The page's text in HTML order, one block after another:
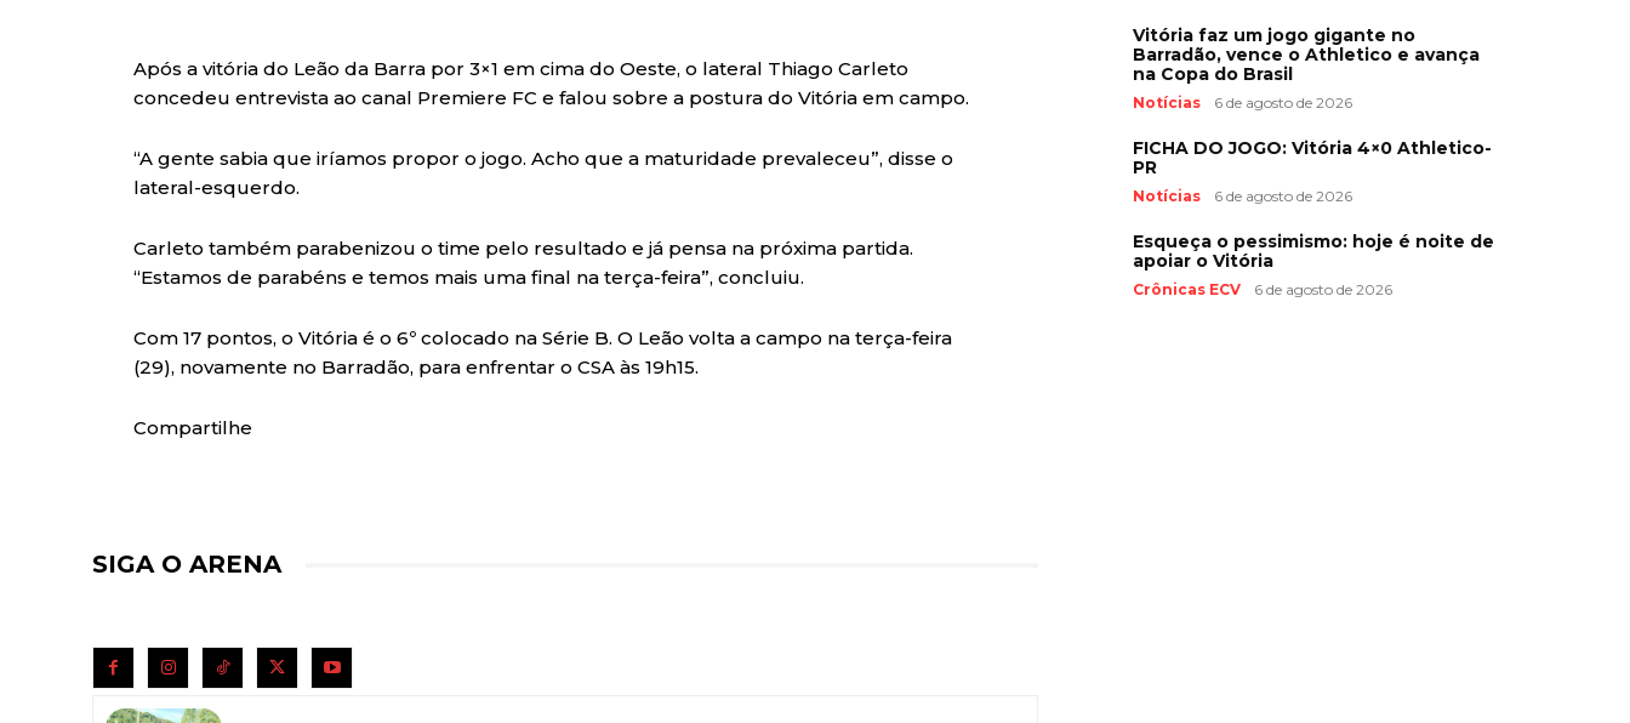
Após a vitória do Leão da Barra por 3×1 em cima do Oeste, o lateral Thiago Carleto
concedeu entrevista ao canal Premiere FC e falou sobre a postura do Vitória em campo.
“A gente sabia que iríamos propor o jogo. Acho que a maturidade prevaleceu”, disse o
lateral-esquerdo.
Carleto também parabenizou o time pelo resultado e já pensa na próxima partida.
“Estamos de parabéns e temos mais uma final na terça-feira”, concluiu.
Com 17 pontos, o Vitória é o 6º colocado na Série B. O Leão volta a campo na terça-feira
(29), novamente no Barradão, para enfrentar o CSA às 19h15.
Compartilhe
SIGA O ARENA
Vitória faz um jogo gigante no
Barradão, vence o Athletico e avança
na Copa do Brasil
Notícias 6 de agosto de 2026
FICHA DO JOGO: Vitória 4×0 Athletico-
PR
Notícias 6 de agosto de 2026
Esqueça o pessimismo: hoje é noite de
apoiar o Vitória
Crônicas ECV 6 de agosto de 2026